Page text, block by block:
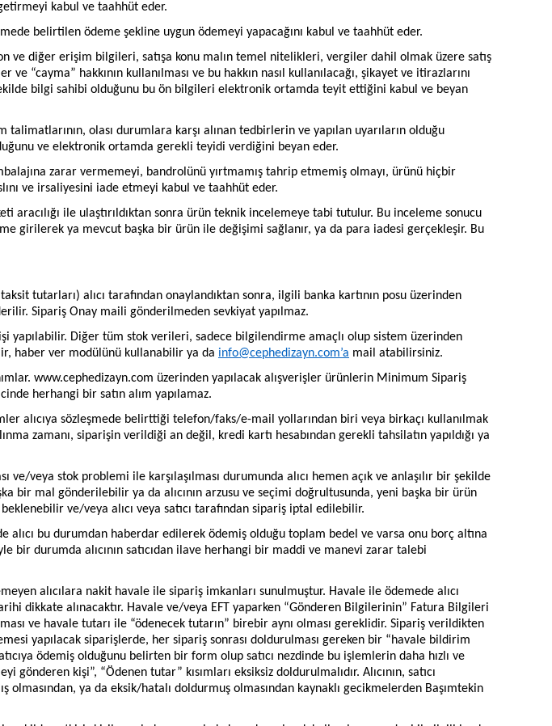
kabul ve taahhüt eder.
belirtilen ödeme şekline uygun ödemeyi yapacağını kabul ve taahhüt eder.
ve diğer erişim bilgileri, satışa konu malın temel nitelikleri, vergiler dahil olmak üzere satış
“cayma” hakkının kullanılması ve bu hakkın nasıl kullanılacağı, şikayet ve itirazlarını
bilgi sahibi olduğunu bu ön bilgileri elektronik ortamda teyit ettiğini kabul ve beyan
olası durumlara karşı alınan tedbirlerin ve yapılan uyarıların olduğu
ve elektronik ortamda gerekli teyidi verdiğini beyan eder.
zarar vermemeyi, bandrolünü yırtmamış tahrip etmemiş olmayı, ürünü hiçbir
ve irsaliyesini iade etmeyi kabul ve taahhüt eder.
ile ulaştırıldıktan sonra ürün teknik incelemeye tabi tutulur. Bu inceleme sonucu
girilerek ya mevcut başka bir ürün ile değişimi sağlanır, ya da para iadesi gerçekleşir. Bu
tutarları) alıcı tarafından onaylandıktan sonra, ilgili banka kartının posu üzerinden
Sipariş Onay maili gönderilmeden sevkiyat yapılmaz.
yapılabilir. Diğer tüm stok verileri, sadece bilgilendirme amaçlı olup sistem üzerinden
haber ver modülünü kullanabilir ya da info@cephedizayn.com’a mail atabilirsiniz.
www.cephedizayn.com üzerinden yapılacak alışverişler ürünlerin Minimum Sipariş
herhangi bir satın alım yapılamaz.
alıcıya sözleşmede belirttiği telefon/faks/e-mail yollarından biri veya birkaçı kullanılmak
zamanı, siparişin verildiği an değil, kredi kartı hesabından gerekli tahsilatın yapıldığı ya
veya stok problemi ile karşılaşılması durumunda alıcı hemen açık ve anlaşılır bir şekilde
bir mal gönderilebilir ya da alıcının arzusu ve seçimi doğrultusunda, yeni başka bir ürün
ve/veya alıcı veya satıcı tarafından sipariş iptal edilebilir.
alıcı bu durumdan haberdar edilerek ödemiş olduğu toplam bedel ve varsa onu borç altına
durumda alıcının satıcıdan ilave herhangi bir maddi ve manevi zarar talebi
alıcılara nakit havale ile sipariş imkanları sunulmuştur. Havale ile ödemede alıcı
dikkate alınacaktır. Havale ve/veya EFT yaparken “Gönderen Bilgilerinin” Fatura Bilgileri
ve havale tutarı ile “ödenecek tutarın” birebir aynı olması gereklidir. Sipariş verildikten
yapılacak siparişlerde, her sipariş sonrası doldurulması gereken bir “havale bildirim
ödemiş olduğunu belirten bir form olup satıcı nezdinde bu işlemlerin daha hızlı ve
kişi”, “Ödenen tutar” kısımları eksiksiz doldurulmalıdır. Alıcının, satıcı
ya da eksik/hatalı doldurmuş olmasından kaynaklı gecikmelerden Başımtekin